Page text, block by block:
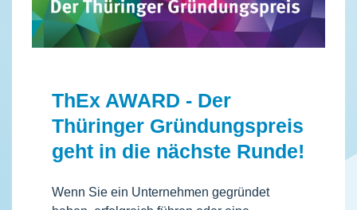
ThEx AWARD - Der
Thüringer Gründungspreis
geht in die nächste Runde!
Wenn Sie ein Unternehmen gegründet